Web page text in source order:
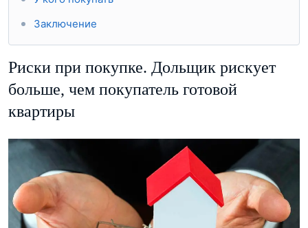
Заключение
Риски при покупке. Дольщик рискует
больше, чем покупатель готовой
квартиры